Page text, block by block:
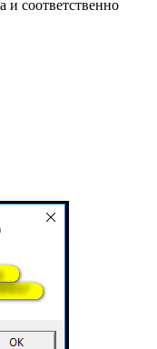
и соответственно